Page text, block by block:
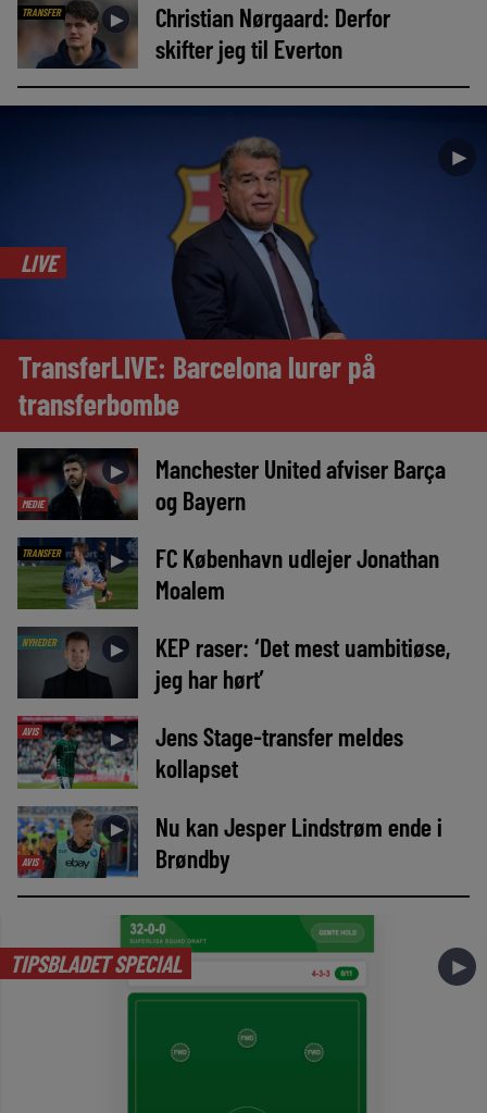
TRANSFER ►
Christian Nørgaard: Derfor
skifter jeg til Everton
►
LIVE
TransferLIVE: Barcelona lurer på
transferbombe
MEDIE
►
Manchester United afviser Barça
og Bayern
TRANSFER ►
FC København udlejer Jonathan
Moalem
NYHEDER ►
KEP raser: ‘Det mest uambitiøse,
jeg har hørt’
AVIS ►
Jens Stage-transfer meldes
kollapset
AVIS
►
Nu kan Jesper Lindstrøm ende i
Brøndby
TIPSBLADET SPECIAL ►